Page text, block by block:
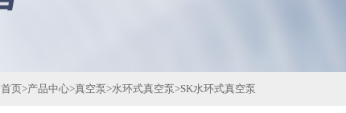
首页>产品中心>真空泵>水环式真空泵>SK水环式真空泵